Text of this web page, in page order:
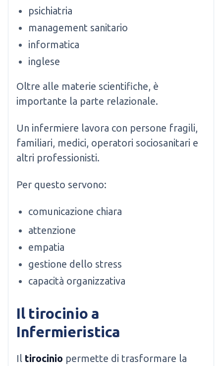
psichiatria
management sanitario
informatica
inglese
Oltre alle materie scientifiche, è
importante la parte relazionale.
Un infermiere lavora con persone fragili,
familiari, medici, operatori sociosanitari e
altri professionisti.
Per questo servono:
comunicazione chiara
attenzione
empatia
gestione dello stress
capacità organizzativa
Il tirocinio a
Infermieristica
Il tirocinio permette di trasformare la